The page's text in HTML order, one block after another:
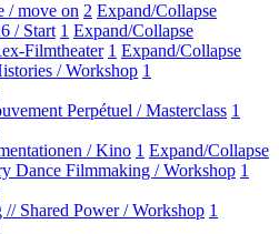
/ move on 2 Expand/Collapse
/ Start 1 Expand/Collapse
Filmtheater 1 Expand/Collapse
/ Workshop 1
Perpétuel / Masterclass 1
/ Kino 1 Expand/Collapse
Dance Filmmaking / Workshop 1
// Shared Power / Workshop 1